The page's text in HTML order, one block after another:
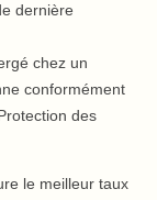
dernière
chez un
conformément
des
le meilleur taux